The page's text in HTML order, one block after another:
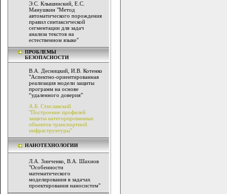
Э.С. Клышинский, Е.С.
Манушкин "Метод
автоматического порождения
правил синтаксической
сегментации для задач
анализа текстов на
естественном языке"
ПРОБЛЕМЫ
БЕЗОПАСНОСТИ
В.А. Десницкий, И.В. Котенко
"Аспектно-ориентированная
реализация модели защиты
программ на основе
“удаленного доверия”
А.Б. Стиславский
"Построение профилей
защиты категорированных
объектов транспортной
инфраструктуры"
НАНОТЕХНОЛОГИИ
Л.А. Зинченко, В.А. Шахнов
"Особенности
математического
моделирования в задачах
проектирования наносистем"